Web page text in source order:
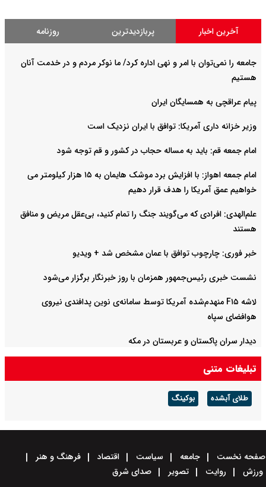
آخرین اخبار پربازدیدترین روزنامه
جامعه را نمی‌توان با امر و نهی اداره کرد/ ما نوکر مردم و در خدمت آنان
هستیم
پیام عراقچی به همسایگان ایران
وزیر خزانه داری آمریکا: توافق با ایران نزدیک است
امام جمعه قم: باید به مساله حجاب در کشور و قم توجه شود
امام‌ جمعه اهواز: با افزایش برد موشک هایمان به ۱۵ هزار کیلومتر می
خواهیم عمق آمریکا را هدف قرار دهیم
علم‌الهدی: افرادی که می‌گویند جنگ را تمام کنید، بی‌عقل مریض و منافق
هستند
خبر فوری: چارچوب توافق با عمان مشخص شد + ویدیو
نشست خبری رئیس‌جمهور همزمان با روز خبرنگار برگزار می‌شود
لاشه F۱۵ منهدم‌شده آمریکا توسط سامانه‌ی نوین پدافندی نیروی
هوافضای سپاه
دیدار سران پاکستان و عربستان در مکه
تبلیغات متنی
طلای آبشده بوکینگ
صفحه نخست جامعه سیاست اقتصاد
فرهنگ و هنر
ورزش
روایت تصویر صدای شرق